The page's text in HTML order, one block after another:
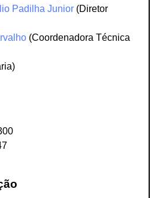
Padilha Junior (Diretor
(Coordenadora Técnica